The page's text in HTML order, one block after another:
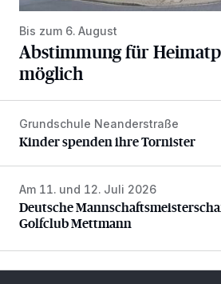
Bis zum 6. August
Abstimmung für
möglich
Kinder spenden ihre Tornister
Grundschule Neanderstraße
Kinder spenden ihre Tornister
Deutsche
Am 11. und 12. Juli 2026
Deutsche
Golfclub Mettmann